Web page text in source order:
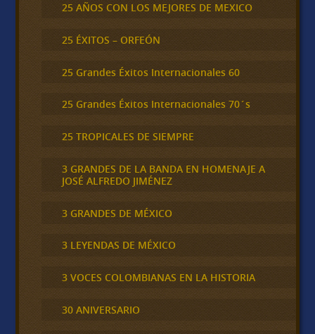
25 AÑOS CON LOS MEJORES DE MEXICO
25 ÉXITOS – ORFEÓN
25 Grandes Éxitos Internacionales 60
25 Grandes Éxitos Internacionales 70´s
25 TROPICALES DE SIEMPRE
3 GRANDES DE LA BANDA EN HOMENAJE A
JOSÉ ALFREDO JIMÉNEZ
3 GRANDES DE MÉXICO
3 LEYENDAS DE MÉXICO
3 VOCES COLOMBIANAS EN LA HISTORIA
30 ANIVERSARIO